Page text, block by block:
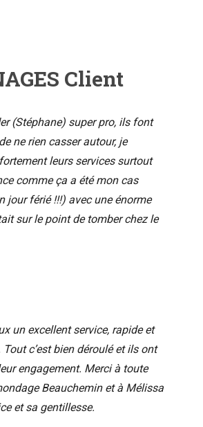
Client
(Stéphane) super pro, ils font
ne rien casser autour, je
leurs services surtout
comme ça a été mon cas
jour férié !!!) avec une énorme
sur le point de tomber chez le
un excellent service, rapide et
c’est bien déroulé et ils ont
engagement. Merci à toute
Beauchemin et à Mélissa
et sa gentillesse.